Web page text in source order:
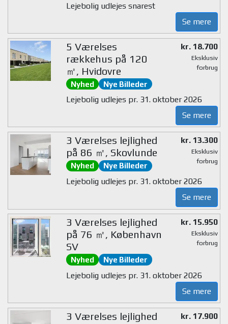
Lejebolig udlejes snarest
Se mere
5 Værelses
rækkehus på 120
㎡, Hvidovre
Nyhed Nye Billeder
kr. 18.700
Eksklusiv
forbrug
Lejebolig udlejes pr. 31. oktober 2026
Se mere
3 Værelses lejlighed
på 86 ㎡, Skovlunde
Nyhed Nye Billeder
kr. 13.300
Eksklusiv
forbrug
Lejebolig udlejes pr. 31. oktober 2026
Se mere
3 Værelses lejlighed
på 76 ㎡, København
SV
Nyhed Nye Billeder
kr. 15.950
Eksklusiv
forbrug
Lejebolig udlejes pr. 31. oktober 2026
Se mere
3 Værelses lejlighed
kr. 17.900